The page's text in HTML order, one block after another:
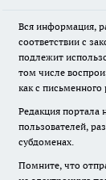
Вся информация,
соответствии с
подлежит
том числе
как с
Редакция портала
пользователей,
субдоменах.
Помните, что